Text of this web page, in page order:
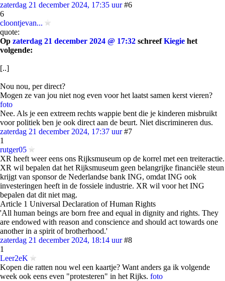
zaterdag 21 december 2024, 17:35 uur #6
6
cloontjevan...
quote:
Op zaterdag 21 december 2024 @ 17:32 schreefKiegie het
volgende:
[..]
Nou nou, per direct?
Mogen ze van jou niet nog even voor het laatst samen kerst vieren?
foto
Nee. Als je een extreem rechts wappie bent die je kinderen misbruikt
voor politiek ben je ook direct aan de beurt. Niet discrimineren dus.
zaterdag 21 december 2024, 17:37 uur #7
1
rutger05
XR heeft weer eens ons Rijksmuseum op de korrel met een treiteractie.
XR wil bepalen dat het Rijksmuseum geen belangrijke financiële steun
krijgt van sponsor de Nederlandse bank ING, omdat ING ook
investeringen heeft in de fossiele industrie. XR wil voor het ING
bepalen dat dit niet mag.
Article 1 Universal Declaration of Human Rights
'All human beings are born free and equal in dignity and rights. They
are endowed with reason and conscience and should act towards one
another in a spirit of brotherhood.'
zaterdag 21 december 2024, 18:14 uur #8
1
Leer2eK
Kopen die ratten nou wel een kaartje? Want anders ga ik volgende
week ook eens even "protesteren" in het Rijks. foto